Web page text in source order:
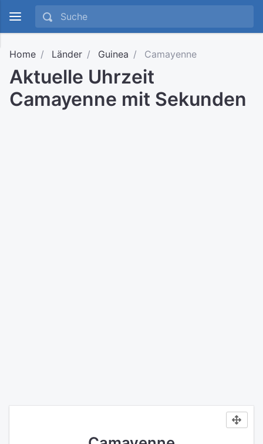
Home Länder Guinea Camayenne
Aktuelle Uhrzeit
Camayenne mit Sekunden